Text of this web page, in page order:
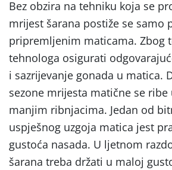
Bez obzira na tehniku koja se
mrĳest šarana postiže se samo
pripremljenim maticama. Zbog
tehnologa osigurati
i sazrĳevanje gonada u matica.
sezone mrĳesta matične se ribe
manjim ribnjacima. Jedan od
uspješnog uzgoja matica jest
gustoća nasada. U ljetnom
šarana treba držati u maloj